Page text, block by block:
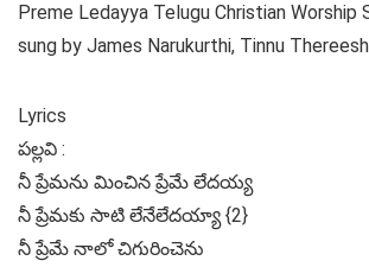
Preme Ledayya Telugu Christian Worship
sung by James Narukurthi, Tinnu
Lyrics
పల్లవి :
నీ ప్రేమను మించిన ప్రేమే లేదయ్య
నీ ప్రేమకు సాటి లేనేలేదయ్యా {2}
నీ ప్రేమే‌ నాలో చిగురించెను